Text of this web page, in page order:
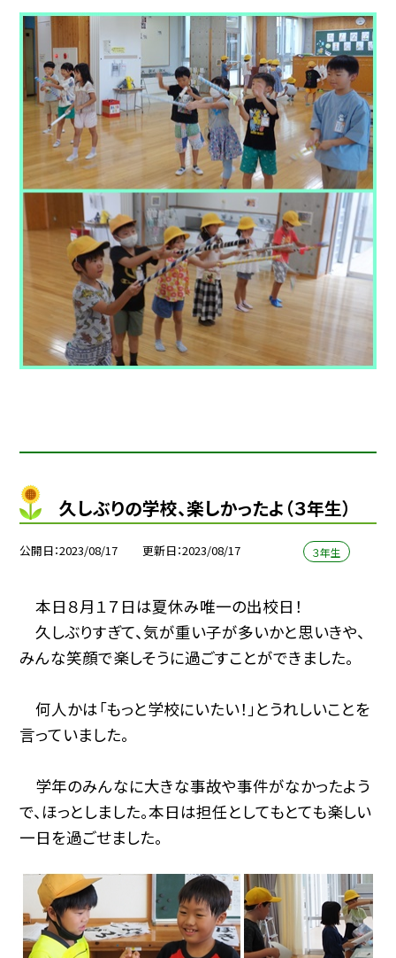
久しぶりの学校、楽しかったよ（３年生）
公開日 2023/08/17 更新日 2023/08/17 ３年生
本日８月１７日は夏休み唯一の出校日！
久しぶりすぎて、気が重い子が多いかと思いきや、
みんな笑顔で楽しそうに過ごすことができました。
何人かは「もっと学校にいたい！」とうれしいことを
言っていました。
学年のみんなに大きな事故や事件がなかったよう
で、ほっとしました。本日は担任としてもとても楽しい
一日を過ごせました。